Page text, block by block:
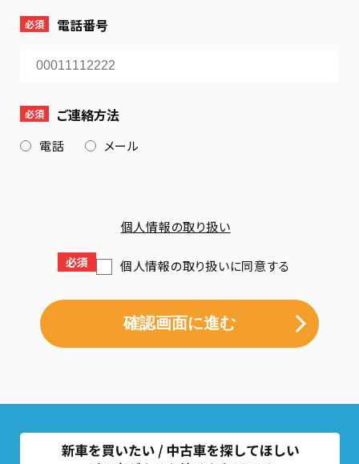
必須 電話番号
必須 ご連絡方法
電話 メール
個人情報の取り扱い
必須 個人情報の取り扱いに同意する
確認画面に進む